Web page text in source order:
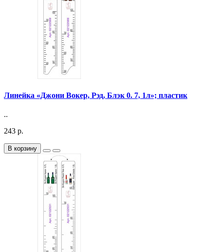
Линейка «Джони Вокер, Рэд, Блэк 0. 7, 1л»; пластик
..
243 р.
В корзину